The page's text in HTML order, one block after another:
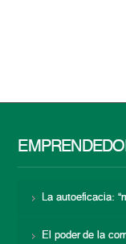
La autoeficacia:
El poder de la